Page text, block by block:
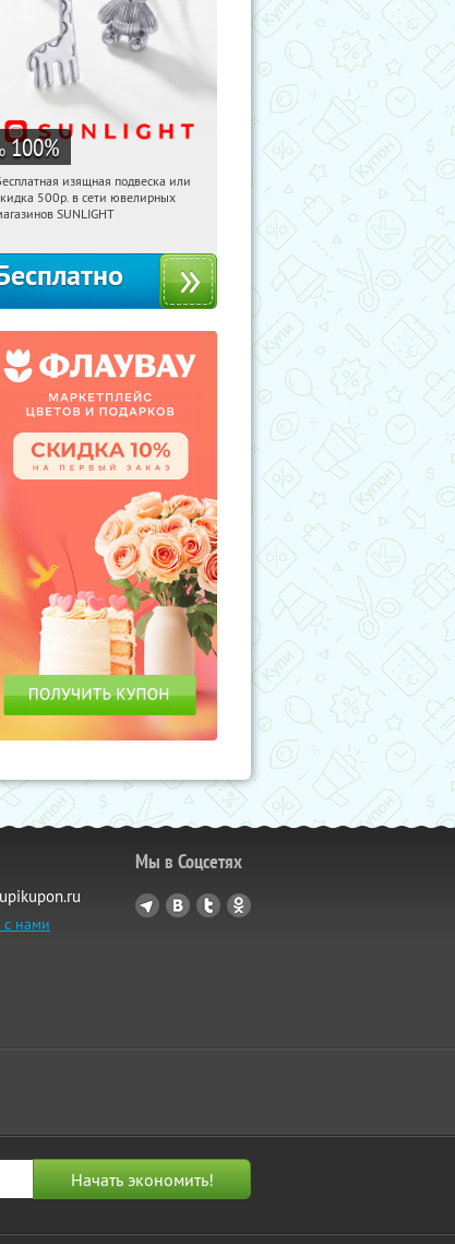
100%
20:23:46 Получили:
изящная подвеска или
500р. в сети ювелирных
SUNLIGHT
с нами
Мы в Соцсетях